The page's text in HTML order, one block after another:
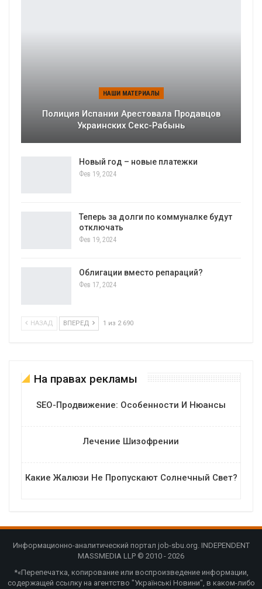
НАШИ МАТЕРИАЛЫ
Полиция Испании Арестовала Продавцов
Украинских Секс-Рабынь
Новый год – новые платежки
Фев 19, 2024
Теперь за долги по коммуналке будут
отключать
Фев 19, 2024
Облигации вместо репараций?
Фев 17, 2024
НАЗАД ВПЕРЕД 1 из 2 690
На правах рекламы
SEO-Продвижение: Особенности И Нюансы
Лечение Шизофрении
Какие Жалюзи Не Пропускают Солнечный Свет?
Информационно-аналитический портал job-sbu.org. INDEPENDENT
MASSMEDIA LLP © 2010 - 2026
*«Перепечатка, копирование или воспроизведение информации,
содержащей ссылку на агентство "Українські Новини", в каком-либо